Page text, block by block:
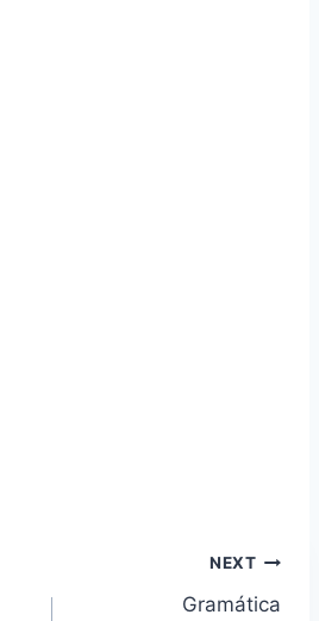
NEXT
Gramática